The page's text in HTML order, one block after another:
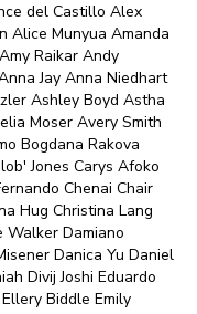
del Castillo Alex
Alice Munyua Amanda
Raikar Andy
Jay Anna Niedhart
Ashley Boyd Astha
Moser Avery Smith
Bogdana Rakova
Jones Carys Afoko
Chenai Chair
Hug Christina Lang
Walker Damiano
Danica Yu Daniel
Divij Joshi Eduardo
Biddle Emily